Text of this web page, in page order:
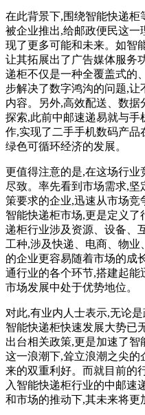
在此背景下,围绕智能快递
被企业推出,给邮政便民这一
现了更多可能和未来。如智
让其拓展出了广告媒体服务
递柜不仅是一种全覆盖式的
步解决了数字鸿沟的问题,
内容。另外,高效配送、数据
探索,此前中邮速递易就与
作,实现了二手手机数码产品
绿色可循环经济的发展。
更值得注意的是,在这场行
尽致。率先看到市场需求,坚
策要求的企业,迅速从市场竞
智能快递柜市场,更是定义
递柜行业涉及资源、设备、
工种,涉及快递、电商、物业
的企业更容易随着市场的成
通行业的各个环节,搭建起能
市场发展中处于优势地位。
对此,有业内人士表示,无论
智能快递柜快速发展大势已
出台相关政策,更是加速了
这一浪潮下,耸立浪潮之尖
来的双重利好。而就目前的
入智能快递柜行业的中邮速
和市场的推动下,其未来将更